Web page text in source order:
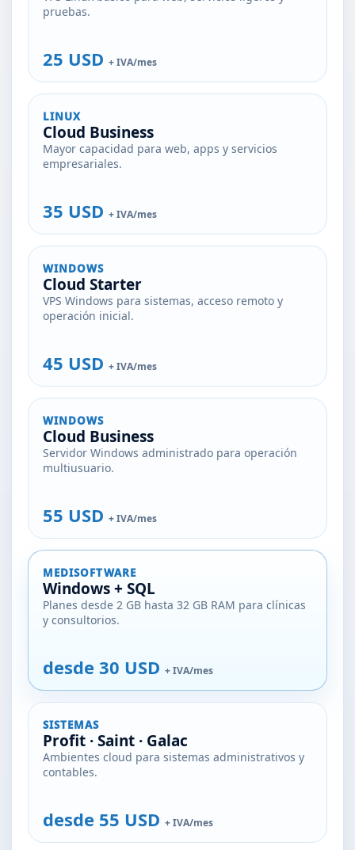
pruebas.
25 USD + IVA/mes
LINUX
Cloud Business
Mayor capacidad para web, apps y servicios
empresariales.
35 USD + IVA/mes
WINDOWS
Cloud Starter
VPS Windows para sistemas, acceso remoto y
operación inicial.
45 USD + IVA/mes
WINDOWS
Cloud Business
Servidor Windows administrado para operación
multiusuario.
55 USD + IVA/mes
MEDISOFTWARE
Windows + SQL
Planes desde 2 GB hasta 32 GB RAM para clínicas
y consultorios.
desde 30 USD + IVA/mes
SISTEMAS
Profit · Saint · Galac
Ambientes cloud para sistemas administrativos y
contables.
desde 55 USD + IVA/mes